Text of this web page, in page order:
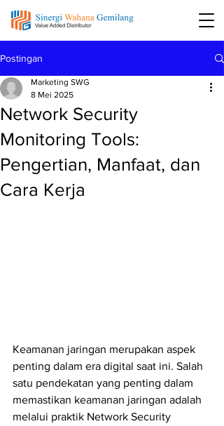
Postingan
Network Security
Monitoring Tools:
Pengertian, Manfaat, dan
Cara Kerja
Marketing SWG
8 Mei 2025
Keamanan jaringan merupakan aspek
penting dalam era digital saat ini. Salah
satu pendekatan yang penting dalam
memastikan keamanan jaringan adalah
melalui praktik Network Security